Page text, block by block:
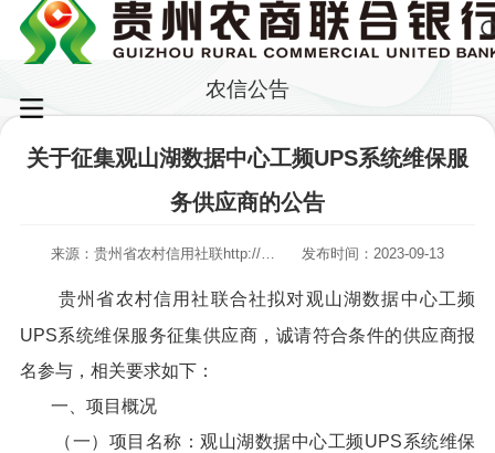
农信公告
关于征集观山湖数据中心工频UPS系统维保服
务供应商的公告
发布时间：2023-09-13
贵州省农村信用社联合社拟对观山湖数据中心工频
UPS系统维保服务征集供应商，诚请符合条件的供应商报
名参与，相关要求如下：
一、项目概况
（一）项目名称：观山湖数据中心工频UPS系统维保